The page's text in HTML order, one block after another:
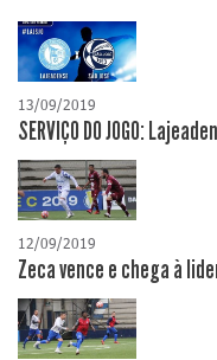
13/09/2019
SERVIÇO DO JOGO:
12/09/2019
Zeca vence e chega à